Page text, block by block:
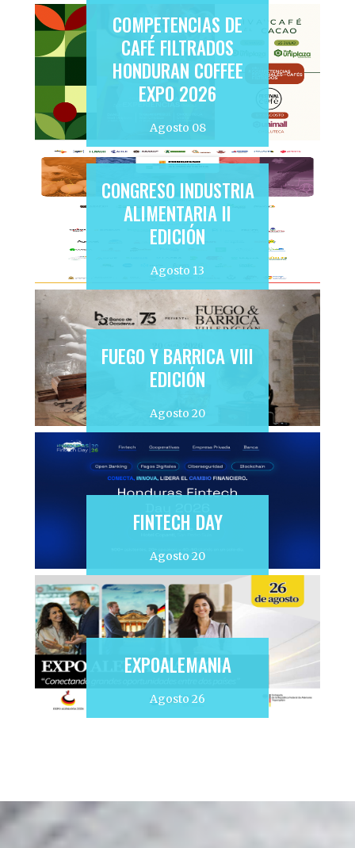
COMPETENCIAS DE
CAFÉ FILTRADOS
HONDURAN COFFEE
EXPO 2026
Agosto 08
CONGRESO INDUSTRIA
ALIMENTARIA II
EDICIÓN
Agosto 13
FUEGO Y BARRICA VIII
EDICIÓN
Agosto 20
FINTECH DAY
Agosto 20
EXPOALEMANIA
Agosto 26